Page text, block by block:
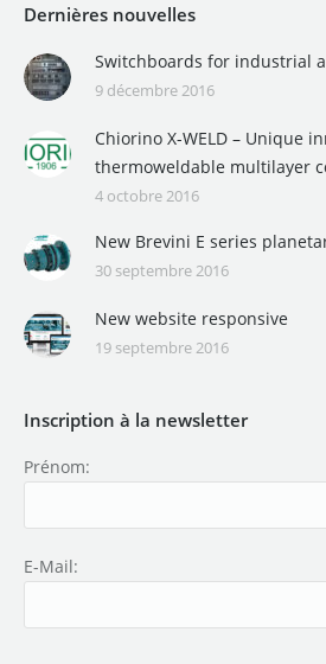
Dernières nouvelles
Switchboards for industrial
9 décembre 2016
Chiorino X-WELD – Unique
thermoweldable multilayer
4 octobre 2016
New Brevini E series
30 septembre 2016
New website responsive
19 septembre 2016
Inscription à la newsletter
Prénom:
E-Mail: